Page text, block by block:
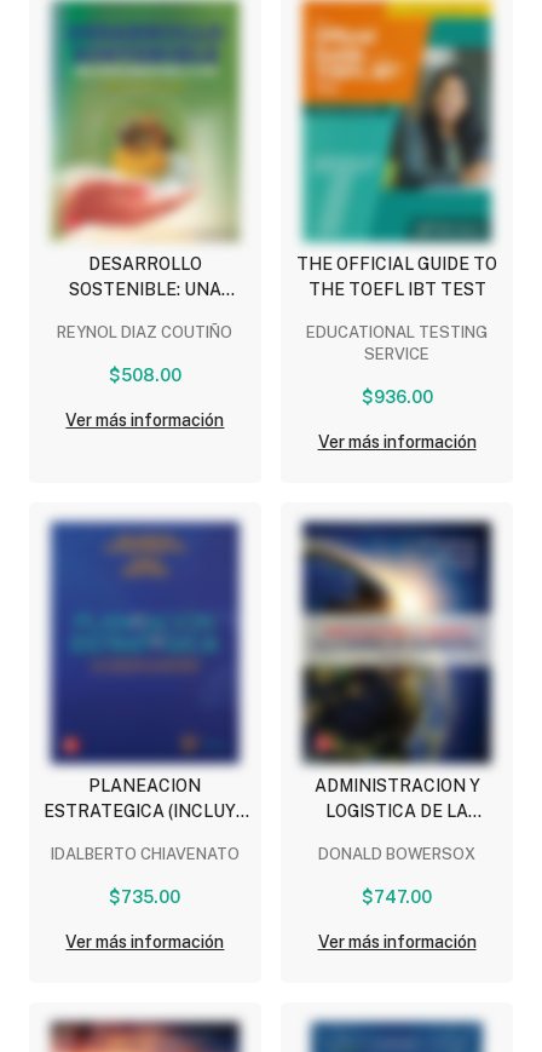
DESARROLLO
SOSTENIBLE: UNA
VIDA
REYNOL DIAZ COUTIÑO
$508.00
Ver más información
THE OFFICIAL GUIDE TO
THE TOEFL IBT TEST
EDUCATIONAL TESTING
SERVICE
$936.00
Ver más información
PLANEACION
ESTRATEGICA (INCLUYE
IDALBERTO CHIAVENATO
$735.00
Ver más información
ADMINISTRACION Y
LOGISTICA DE LA
DONALD BOWERSOX
$747.00
Ver más información